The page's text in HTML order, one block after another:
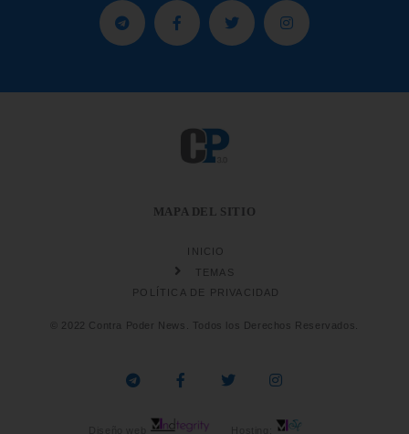
MAPA DEL SITIO
INICIO
TEMAS
POLÍTICA DE PRIVACIDAD
© 2022 Contra Poder News. Todos los Derechos Reservados.